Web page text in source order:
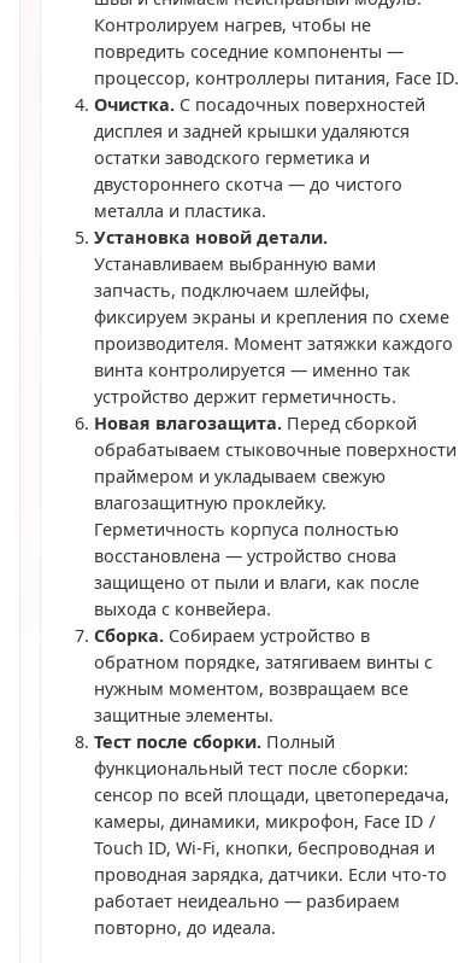
Контролируем нагрев, чтобы не
повредить соседние компоненты —
процессор, контроллеры питания, Face ID.
Очистка. С посадочных поверхностей
дисплея и задней крышки удаляются
остатки заводского герметика и
двустороннего скотча — до чистого
металла и пластика.
Установка новой детали.
Устанавливаем выбранную вами
запчасть, подключаем шлейфы,
фиксируем экраны и крепления по схеме
производителя. Момент затяжки каждого
винта контролируется — именно так
устройство держит герметичность.
Новая влагозащита. Перед сборкой
обрабатываем стыковочные поверхности
праймером и укладываем свежую
влагозащитную проклейку.
Герметичность корпуса полностью
восстановлена — устройство снова
защищено от пыли и влаги, как после
выхода с конвейера.
Сборка. Собираем устройство в
обратном порядке, затягиваем винты с
нужным моментом, возвращаем все
защитные элементы.
Тест после сборки. Полный
функциональный тест после сборки:
сенсор по всей площади, цветопередача,
камеры, динамики, микрофон, Face ID /
Touch ID, Wi-Fi, кнопки, беспроводная и
проводная зарядка, датчики. Если что-то
работает неидеально — разбираем
повторно, до идеала.